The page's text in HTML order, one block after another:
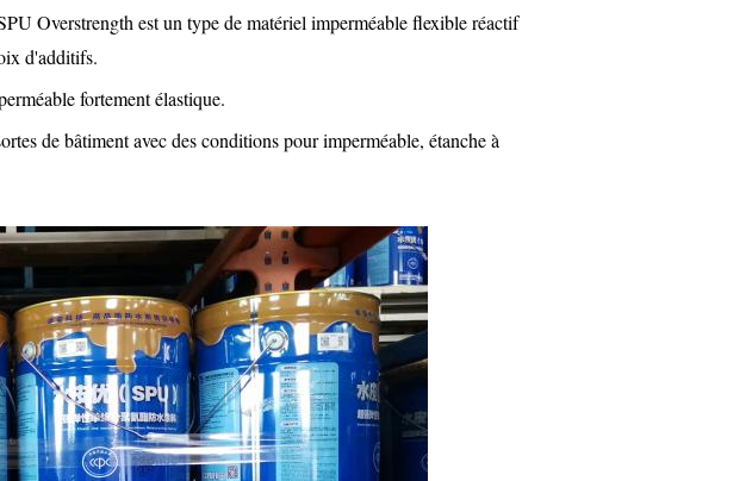
Overstrength est un type de matériel imperméable flexible réactif
d'additifs.
fortement élastique.
de bâtiment avec des conditions pour imperméable, étanche à